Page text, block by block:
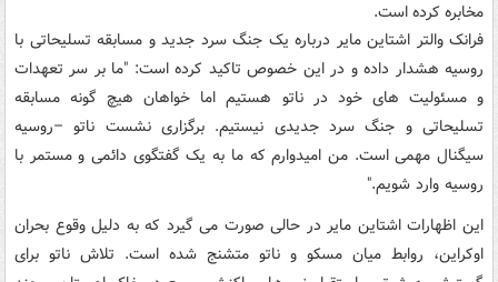
مخابره کرده است.
فرانک والتر اشتاین مایر درباره یک جنگ سرد جدید و مسابقه تسلیحاتی با
روسیه هشدار داده و در این خصوص تاکید کرده است: "ما بر سر تعهدات
و مسئولیت های خود در ناتو هستیم اما خواهان هیچ گونه مسابقه
تسلیحاتی و جنگ سرد جدیدی نیستیم. برگزاری نشست ناتو –روسیه
سیگنال مهمی است. من امیدوارم که ما به یک گفتگوی دائمی و مستمر با
روسیه وارد شویم."
این اظهارات اشتاین مایر در حالی صورت می گیرد که به دلیل وقوع بحران
اوکراین، روابط میان مسکو و ناتو متشنج شده است. تلاش ناتو برای